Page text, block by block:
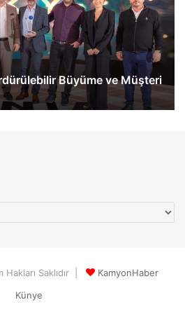
Büyüme ve Müşteri
Hakları Saklıdır |
KamyonHaber
Künye